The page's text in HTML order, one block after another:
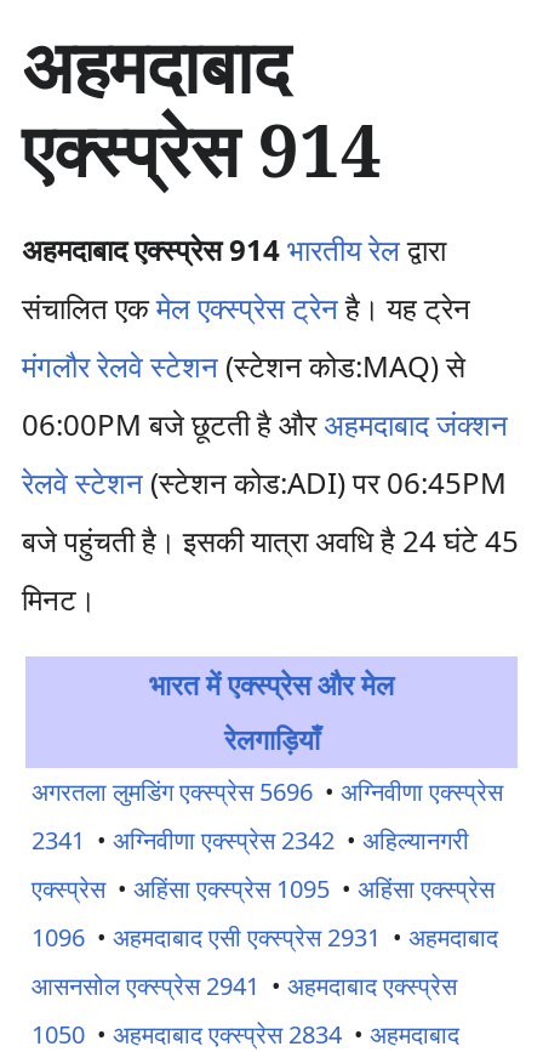
ग्री
जा
एँ
अहमदाबाद
एक्स्प्रेस 914
अहमदाबाद एक्स्प्रेस 914भारतीय रेलद्वारा
संचालित एकमेल एक्स्प्रेस ट्रेनहै। यह ट्रेन
मंगलौर रेलवे स्टेशन(स्टेशन कोड:MAQ) से
06:00PM बजे छूटती है औरअहमदाबाद जंक्शन
रेलवे स्टेशन(स्टेशन कोड:ADI) पर 06:45PM
बजे पहुंचती है। इसकी यात्रा अवधि है 24 घंटे 45
मिनट।
भारत में एक्स्प्रेस और मेल
रेलगाड़ियाँ
अगरतला लुमडिंग एक्स्प्रेस 5696 • अग्निवीणा एक्स्प्रेस
2341 • अग्निवीणा एक्स्प्रेस 2342 • अहिल्यानगरी
एक्स्प्रेस• अहिंसा एक्स्प्रेस 1095 • अहिंसा एक्स्प्रेस
1096 • अहमदाबाद एसी एक्स्प्रेस 2931 • अहमदाबाद
आसनसोल एक्स्प्रेस 2941 • अहमदाबाद एक्स्प्रेस
1050 • अहमदाबाद एक्स्प्रेस 2834 • अहमदाबाद